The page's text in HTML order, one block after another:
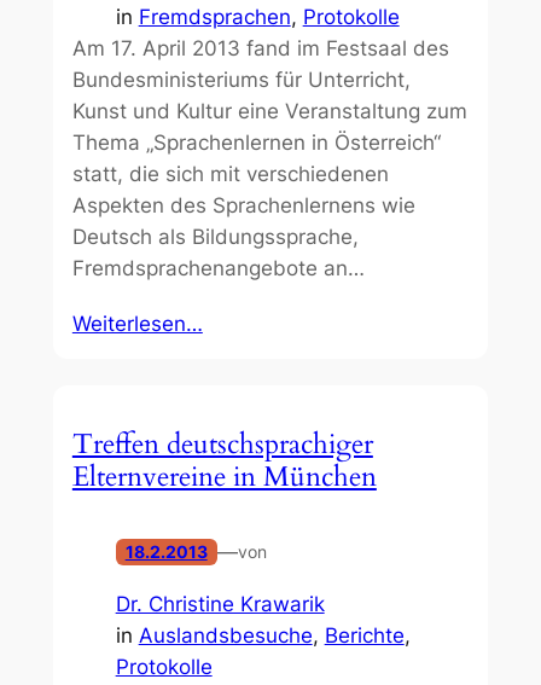
in Fremdsprachen, Protokolle
Am 17. April 2013 fand im Festsaal des
Bundesministeriums für Unterricht,
Kunst und Kultur eine Veranstaltung zum
Thema „Sprachenlernen in Österreich“
statt, die sich mit verschiedenen
Aspekten des Sprachenlernens wie
Deutsch als Bildungssprache,
Fremdsprachenangebote an…
Weiterlesen…
Treffen deutschsprachiger
Elternvereine in München
18.2.2013 —von
Dr. Christine Krawarik
in Auslandsbesuche, Berichte
Protokolle